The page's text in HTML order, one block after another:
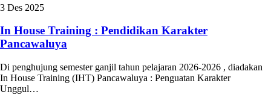
3 Des 2025
In House Training : Pendidikan Karakter
Pancawaluya
Di penghujung semester ganjil tahun pelajaran 2026-2026 , diadakan
In House Training (IHT) Pancawaluya : Penguatan Karakter
Unggul…